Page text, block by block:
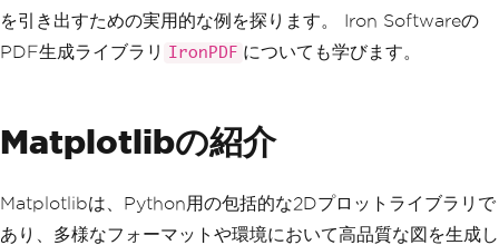
を引き出すための実用的な例を探ります。 Iron Softwareの
PDF生成ライブラリ
IronPDF についても学びます。
Matplotlibの紹介
Matplotlibは、Python用の包括的な2Dプロットライブラリで
あり、多様なフォーマットや環境において高品質な図を生成し